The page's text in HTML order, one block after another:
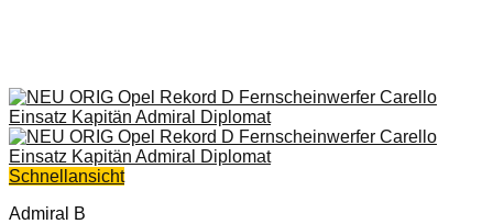
Schnellansicht
Admiral B